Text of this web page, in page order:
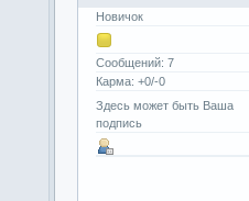
Новичок
Сообщений: 7
Карма: +0/-0
Здесь может быть Ваша
подпись